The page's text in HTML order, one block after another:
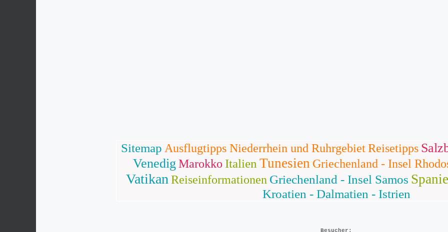
Sitemap Ausflugtipps Niederrhein und Ruhrgebiet Reisetipps
Venedig Marokko Italien Tunesien Griechenland - Insel
Vatikan Reiseinformationen Griechenland - Insel Samos
Kroatien - Dalmatien - Istrien
Besucher: